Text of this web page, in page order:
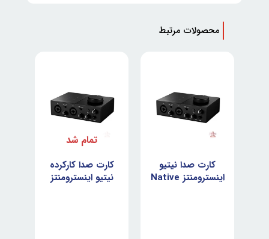
محصولات مرتبط
کارت صدا نیتیو
اینسترومنتز Native
کارت صدا کارکرده
نیتیو اینسترومنتز
تمام شد